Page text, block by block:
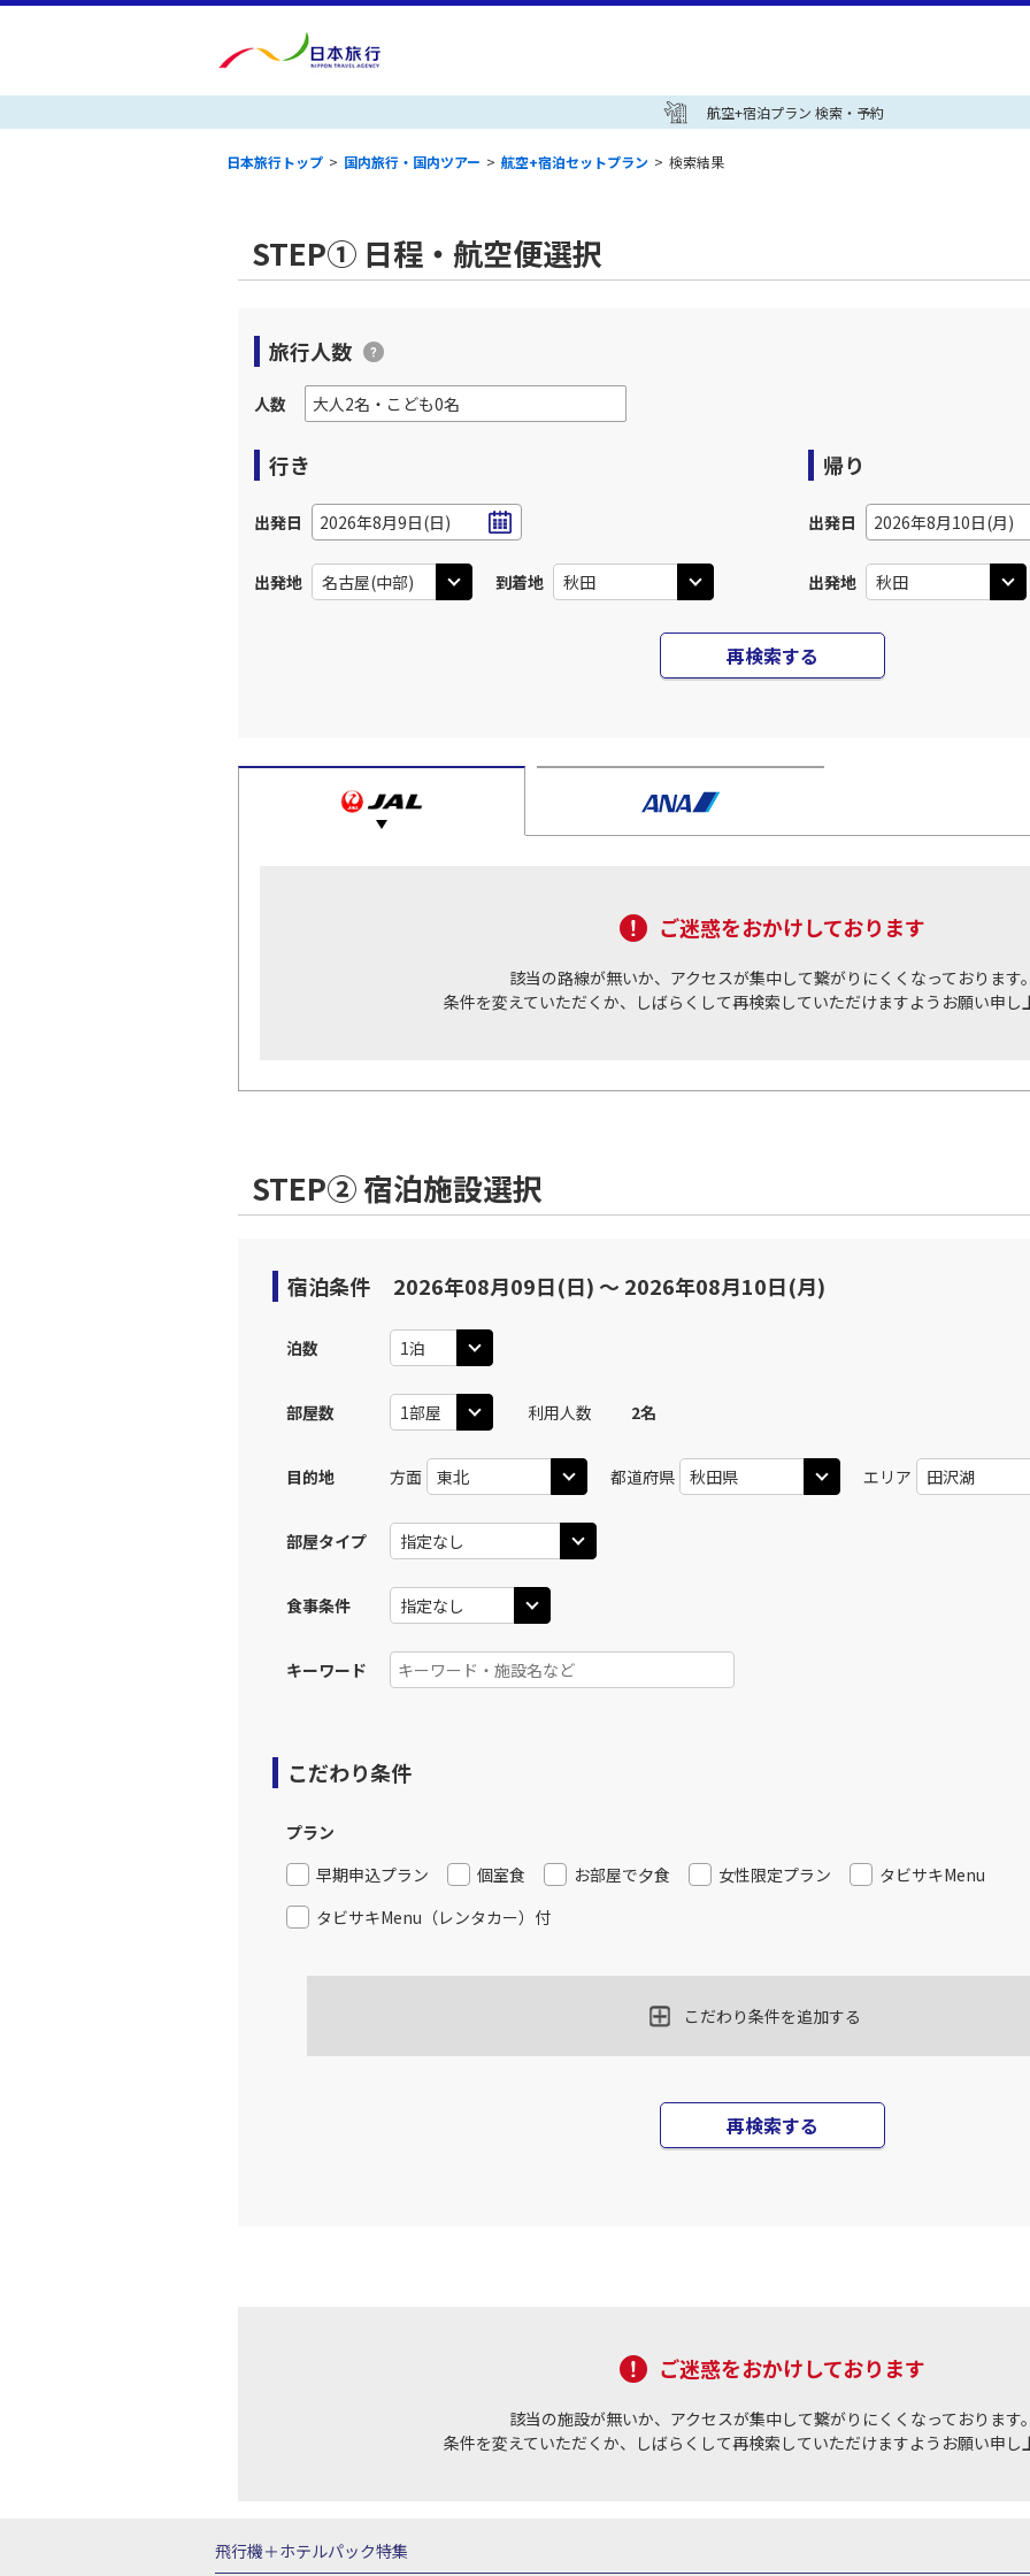
航空+宿泊プラン 検索・予約
日本旅行トップ > 国内旅行・国内ツアー > 航空+宿泊セットプラン > 検索結果
STEP① 日程・航空便選択
旅行人数
人数
行き
出発日 2026年8月9日(日)
出発地 到着地
帰り
出発日 2026年8月10日(月)
出発地
再検索する
ご迷惑をおかけしております
該当の路線が無いか、アクセスが集中して繋がりにくくなっております
条件を変えていただくか、しばらくして再検索していただけますようお願い申し
STEP② 宿泊施設選択
宿泊条件 2026年08月09日(日) 〜 2026年08月10日(月)
泊数
部屋数 利用人数 2名
目的地 方面 都道府県 エリア
部屋タイプ
食事条件
キーワード
こだわり条件
プラン
早期申込プラン
個室食 お部屋で夕食 女性限定プラン
タビサキMenu
タビサキMenu（レンタカー）付
こだわり条件を追加する
再検索する
ご迷惑をおかけしております
該当の施設が無いか、アクセスが集中して繋がりにくくなっております
条件を変えていただくか、しばらくして再検索していただけますようお願い申し
飛行機＋ホテルパック特集